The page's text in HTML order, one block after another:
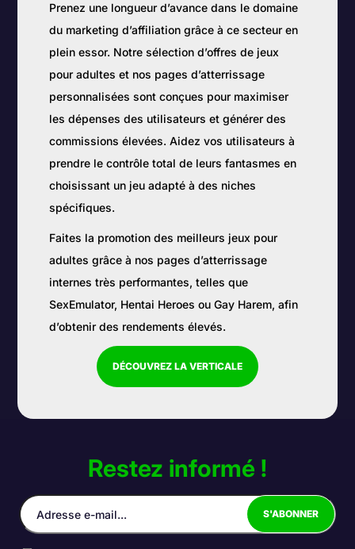
Prenez une longueur d’avance dans le domaine
du marketing d’affiliation grâce à ce secteur en
plein essor. Notre sélection d’offres de jeux
pour adultes et nos pages d’atterrissage
personnalisées sont conçues pour maximiser
les dépenses des utilisateurs et générer des
commissions élevées. Aidez vos utilisateurs à
prendre le contrôle total de leurs fantasmes en
choisissant un jeu adapté à des niches
spécifiques.
Faites la promotion des meilleurs jeux pour
adultes grâce à nos pages d’atterrissage
internes très performantes, telles que
SexEmulator, Hentai Heroes ou Gay Harem, afin
d’obtenir des rendements élevés.
DÉCOUVREZ LA VERTICALE
Restez informé !